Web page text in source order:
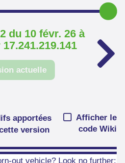
du 10 févr. 26 à
actuelle
apportées
version
Afficher le
code Wiki